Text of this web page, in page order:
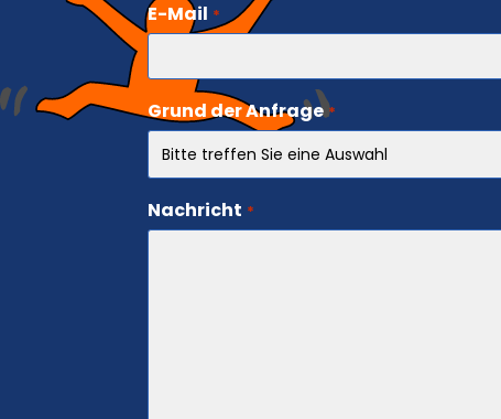
E-Mail *
Grund der Anfrage*
Nachricht *